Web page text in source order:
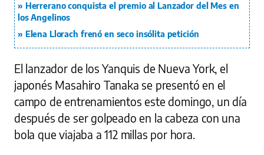
Herrerano conquista el premio al Lanzador del Mes en
los Angelinos
Elena Llorach frenó en seco insólita petición
El lanzador de los Yanquis de Nueva York, el
japonés Masahiro Tanaka se presentó en el
campo de entrenamientos este domingo, un día
después de ser golpeado en la cabeza con una
bola que viajaba a 112 millas por hora.